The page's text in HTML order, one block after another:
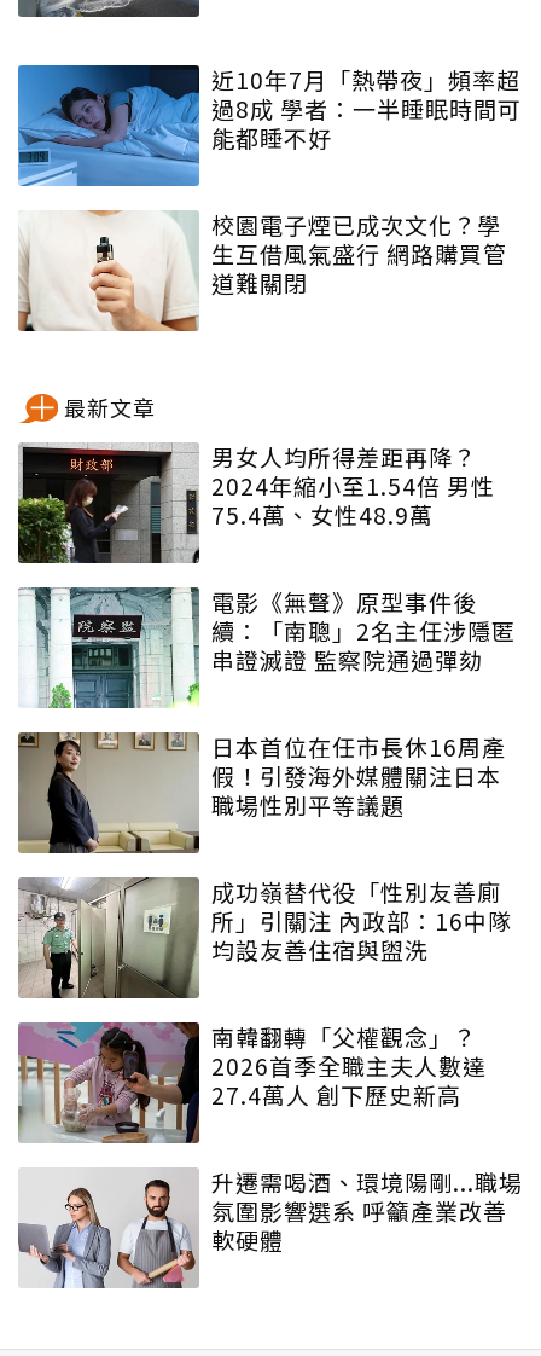
近10年7月「熱帶夜」頻率超
過8成 學者：一半睡眠時間可
能都睡不好
校園電子煙已成次文化？學
生互借風氣盛行 網路購買管
道難關閉
最新文章
男女人均所得差距再降？
2024年縮小至1.54倍 男性
75.4萬、女性48.9萬
電影《無聲》原型事件後
續：「南聰」2名主任涉隱匿
串證滅證 監察院通過彈劾
日本首位在任市長休16周產
假！引發海外媒體關注日本
職場性別平等議題
成功嶺替代役「性別友善廁
所」引關注 內政部：16中隊
均設友善住宿與盥洗
南韓翻轉「父權觀念」？
2026首季全職主夫人數達
27.4萬人 創下歷史新高
升遷需喝酒、環境陽剛...職場
氛圍影響選系 呼籲產業改善
軟硬體